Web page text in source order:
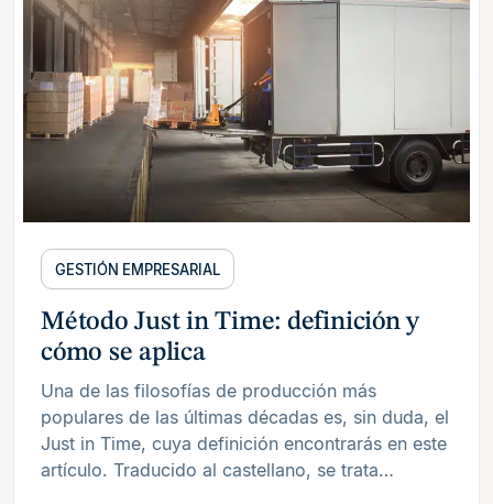
GESTIÓN EMPRESARIAL
Método Just in Time: definición y
cómo se aplica
Una de las filosofías de producción más
populares de las últimas décadas es, sin duda, el
Just in Time, cuya definición encontrarás en este
artículo. Traducido al castellano, se trata…